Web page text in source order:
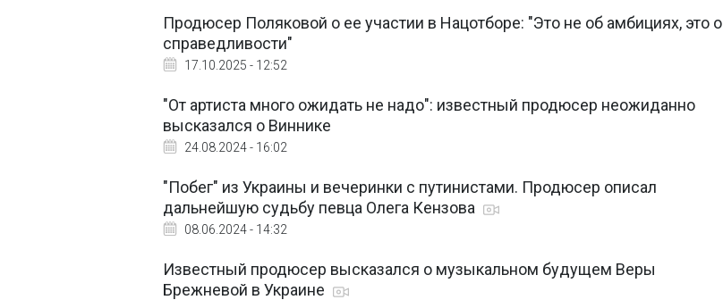
Продюсер Поляковой о ее участии в Нацотборе: "Это не об амбициях, это о
справедливости"
17.10.2025 - 12:52
"От артиста много ожидать не надо": известный продюсер неожиданно
высказался о Виннике
24.08.2024 - 16:02
"Побег" из Украины и вечеринки с путинистами. Продюсер описал
дальнейшую судьбу певца Олега Кензова
08.06.2024 - 14:32
Известный продюсер высказался о музыкальном будущем Веры
Брежневой в Украине